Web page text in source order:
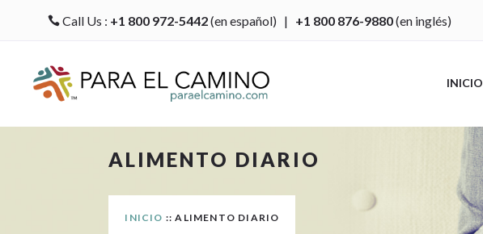
Call Us : +1 800 972-5442(en español) | +1 800 876-9880(en inglés)
INICIO
ALIMENTO DIARIO
INICIO :: ALIMENTO DIARIO